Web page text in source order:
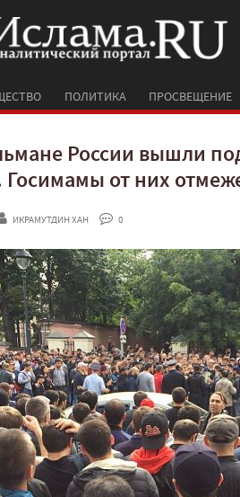
ПОЛИТИКА ПРОСВЕЩЕНИЕ
России вышли
от них
ИКРАМУТДИН ХАН 0